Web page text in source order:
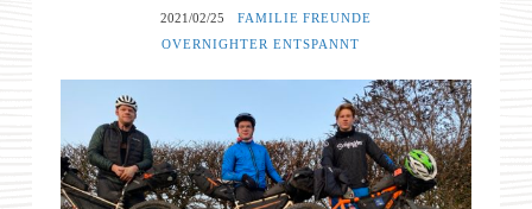
2021/02/25 FAMILIE FREUNDE
OVERNIGHTER ENTSPANNT